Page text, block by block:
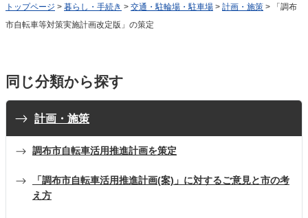
トップページ > 暮らし・手続き > 交通・駐輪場・駐車場 > 計画・施策 > 「調布
市自転車等対策実施計画改定版」の策定
同じ分類から探す
計画・施策
調布市自転車活用推進計画を策定
「調布市自転車活用推進計画(案)」に対するご意見と市の考
え方